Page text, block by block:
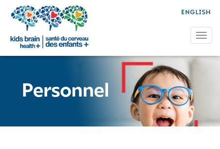
ENGLISH
Personnel